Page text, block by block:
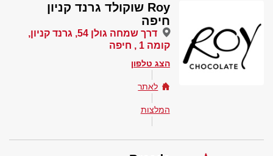
Roy שוקולד גרנד קניון
חיפה
דרך שמחה גולן 54, גרנד קניון,
קומה 1 , חיפה
הצג טלפון
לאתר
המלצות